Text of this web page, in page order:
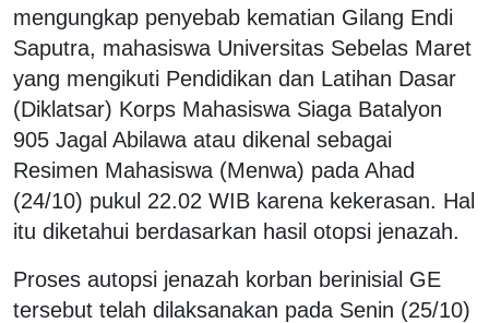
mengungkap penyebab kematian Gilang Endi
Saputra, mahasiswa Universitas Sebelas Maret
yang mengikuti Pendidikan dan Latihan Dasar
(Diklatsar) Korps Mahasiswa Siaga Batalyon
905 Jagal Abilawa atau dikenal sebagai
Resimen Mahasiswa (Menwa) pada Ahad
(24/10) pukul 22.02 WIB karena kekerasan. Hal
itu diketahui berdasarkan hasil otopsi jenazah.
Proses autopsi jenazah korban berinisial GE
tersebut telah dilaksanakan pada Senin (25/10)